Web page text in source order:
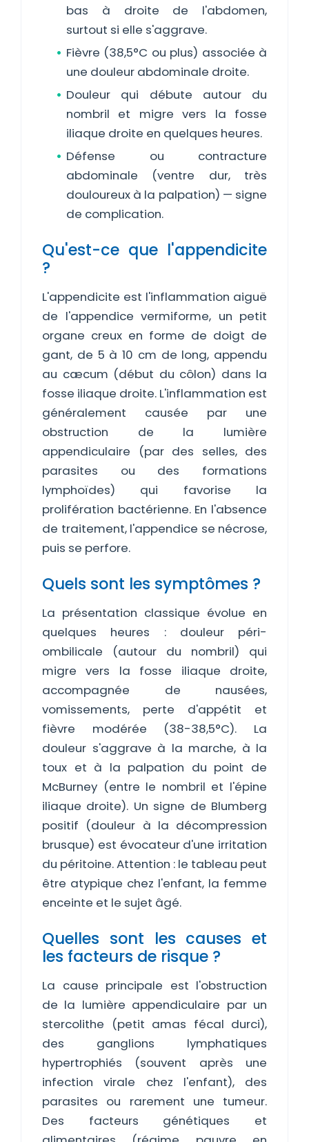
bas à droite de l'abdomen,
surtout si elle s'aggrave.
Fièvre (38,5°C ou plus) associée à
une douleur abdominale droite.
Douleur qui débute autour du
nombril et migre vers la fosse
iliaque droite en quelques heures.
Défense ou contracture
abdominale (ventre dur, très
douloureux à la palpation) — signe
de complication.
Qu'est-ce que l'appendicite
?
L'appendicite est l'inflammation aiguë
de l'appendice vermiforme, un petit
organe creux en forme de doigt de
gant, de 5 à 10 cm de long, appendu
au cæcum (début du côlon) dans la
fosse iliaque droite. L'inflammation est
généralement causée par une
obstruction de la lumière
appendiculaire (par des selles, des
parasites ou des formations
lymphoïdes) qui favorise la
prolifération bactérienne. En l'absence
de traitement, l'appendice se nécrose,
puis se perfore.
Quels sont les symptômes ?
La présentation classique évolue en
quelques heures : douleur péri-
ombilicale (autour du nombril) qui
migre vers la fosse iliaque droite,
accompagnée de nausées,
vomissements, perte d'appétit et
fièvre modérée (38-38,5°C). La
douleur s'aggrave à la marche, à la
toux et à la palpation du point de
McBurney (entre le nombril et l'épine
iliaque droite). Un signe de Blumberg
positif (douleur à la décompression
brusque) est évocateur d'une irritation
du péritoine. Attention : le tableau peut
être atypique chez l'enfant, la femme
enceinte et le sujet âgé.
Quelles sont les causes et
les facteurs de risque ?
La cause principale est l'obstruction
de la lumière appendiculaire par un
stercolithe (petit amas fécal durci),
des ganglions lymphatiques
hypertrophiés (souvent après une
infection virale chez l'enfant), des
parasites ou rarement une tumeur.
Des facteurs génétiques et